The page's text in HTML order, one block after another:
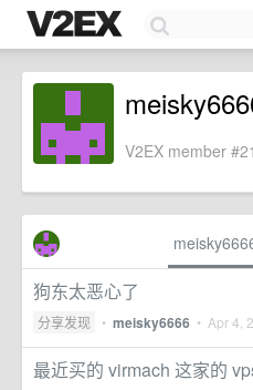
V2EX member
狗东太恶心了
分享发现 • meisky6666 • Apr 4,
最近买的 virmach 这家的